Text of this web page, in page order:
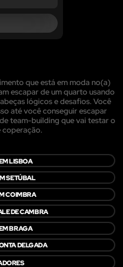
que está em moda no(a)
escapar de um quarto usando
lógicos e desafios. Você
até você conseguir escapar
team-building que vai testar o
coperação.
LISBOA
SETÚBAL
COIMBRA
DE CAMBRA
BRAGA
DELGADA